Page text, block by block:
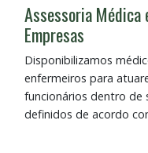
Assessoria Médica
Empresas
Disponibilizamos
enfermeiros para
funcionários dentro de
definidos de acordo